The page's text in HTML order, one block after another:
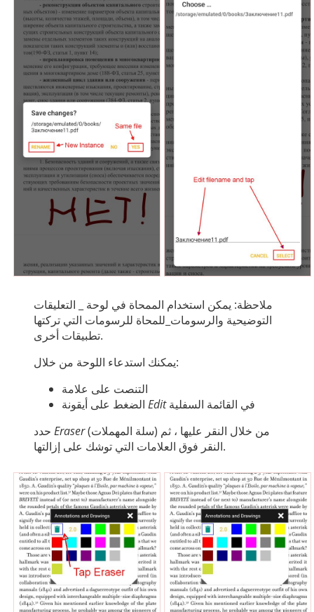
ملاحظة: يمكن استخدام الممحاة في لوحة _ التعليقات
التوضيحية والرسومات_للمحاة للرسومات التي تركتها
تطبيقات أخرى.
يمكنك استدعاء اللوحة من خلال:
التنصت على علامة
Edit في القائمة السفلية
Eraser(سلة المهملات) من خلال النقر عليها ، ثم
النقر فوق العلامات التي توشك على إزالتها.